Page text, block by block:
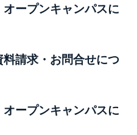
オープンキャンパスに
請求・お問合せにつ
オープンキャンパスに